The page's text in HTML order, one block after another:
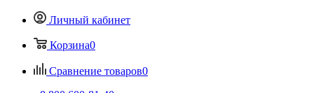
Личный кабинет
Корзина0
Сравнение товаров0